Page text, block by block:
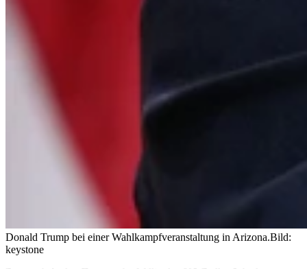
Donald Trump bei einer Wahlkampfveranstaltung in Arizona.Bild:
keystone